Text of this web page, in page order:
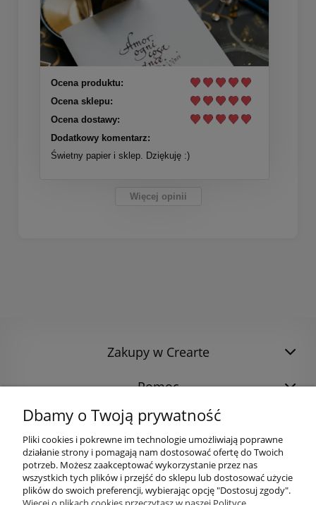
Ocena produktu:
Ocena sklepu:
Ocena dostawy:
Dodatkowy komentarz:
Świetny papier i sklep. Dziękuję :)
Więcej opinii
Zakupy w Crearte
Pomoc
Dbamy o Twoją prywatność
Pliki cookies i pokrewne im technologie umożliwiają poprawne
działanie strony i pomagają nam dostosować ofertę do Twoich
potrzeb. Możesz zaakceptować wykorzystanie przez nas
wszystkich tych plików i przejść do sklepu lub dostosować użycie
plików do swoich preferencji, wybierając opcję "Dostosuj zgody".